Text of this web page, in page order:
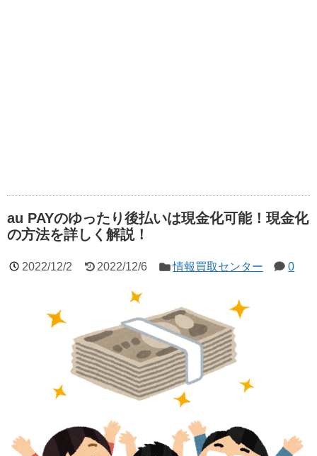
au PAYのゆったり後払いは現金化可能！現金化
の方法を詳しく解説！
2022/12/2 2022/12/6 情報買取センター 0